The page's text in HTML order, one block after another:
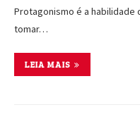
Protagonismo é a habilidade
tomar…
LEIA MAIS